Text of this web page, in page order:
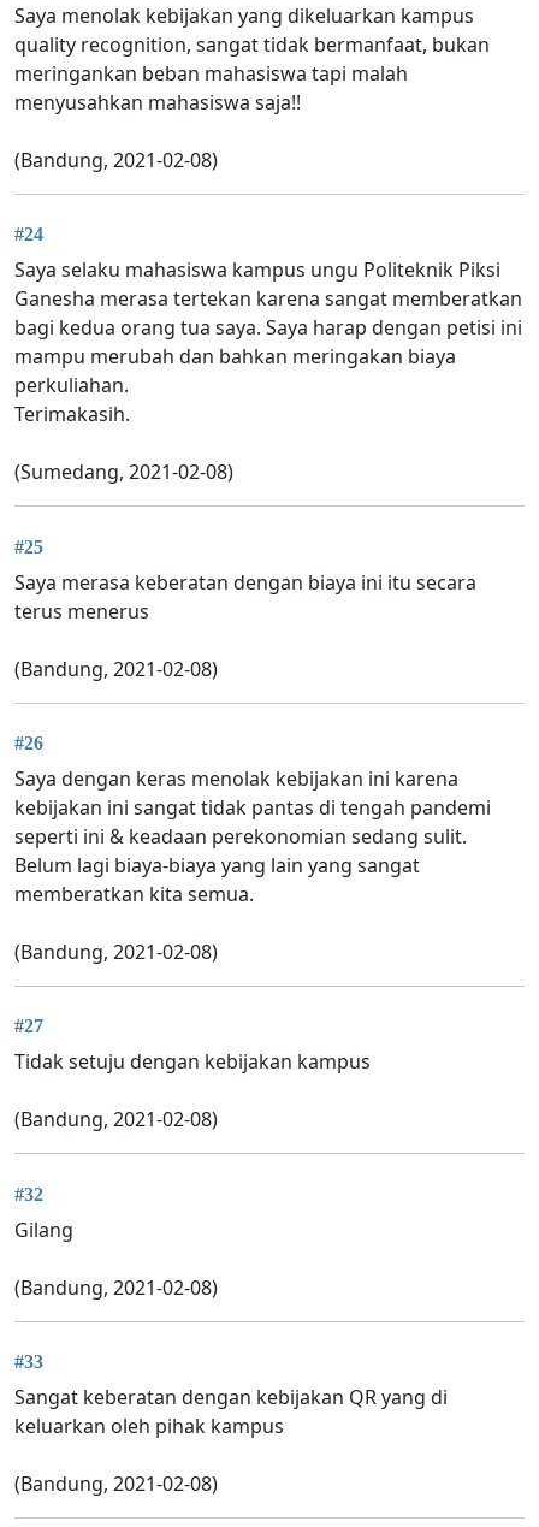
Saya menolak kebijakan yang dikeluarkan kampus
quality recognition, sangat tidak bermanfaat, bukan
meringankan beban mahasiswa tapi malah
menyusahkan mahasiswa saja!!
(Bandung, 2021-02-08)
#24
Saya selaku mahasiswa kampus ungu Politeknik Piksi
Ganesha merasa tertekan karena sangat memberatkan
bagi kedua orang tua saya. Saya harap dengan petisi ini
mampu merubah dan bahkan meringakan biaya
perkuliahan.
Terimakasih.
(Sumedang, 2021-02-08)
#25
Saya merasa keberatan dengan biaya ini itu secara
terus menerus
(Bandung, 2021-02-08)
#26
Saya dengan keras menolak kebijakan ini karena
kebijakan ini sangat tidak pantas di tengah pandemi
seperti ini & keadaan perekonomian sedang sulit.
Belum lagi biaya-biaya yang lain yang sangat
memberatkan kita semua.
(Bandung, 2021-02-08)
#27
Tidak setuju dengan kebijakan kampus
(Bandung, 2021-02-08)
#32
Gilang
(Bandung, 2021-02-08)
#33
Sangat keberatan dengan kebijakan QR yang di
keluarkan oleh pihak kampus
(Bandung, 2021-02-08)